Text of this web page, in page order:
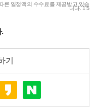
른 일정액의 수수료를 제공받고 있습
니다. 1 5
.
기